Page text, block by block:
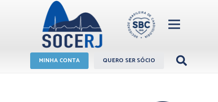
MINHA CONTA QUERO SER SÓCIO